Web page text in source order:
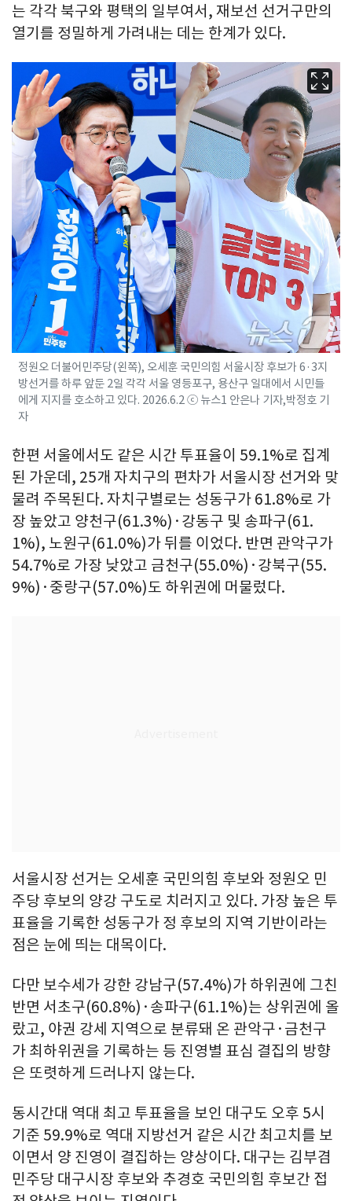
는 각각 북구와 평택의 일부여서, 재보선 선거구만의
열기를 정밀하게 가려내는 데는 한계가 있다.
정원오 더불어민주당(왼쪽), 오세훈 국민의힘 서울시장 후보가 6·3지
방선거를 하루 앞둔 2일 각각 서울 영등포구, 용산구 일대에서 시민들
에게 지지를 호소하고 있다. 2026.6.2 ⓒ 뉴스1 안은나 기자,박정호 기
자
한편 서울에서도 같은 시간 투표율이 59.1%로 집계
된 가운데, 25개 자치구의 편차가 서울시장 선거와 맞
물려 주목된다. 자치구별로는 성동구가 61.8%로 가
장 높았고 양천구(61.3%)·강동구 및 송파구(61.
1%), 노원구(61.0%)가 뒤를 이었다. 반면 관악구가
54.7%로 가장 낮았고 금천구(55.0%)·강북구(55.
9%)·중랑구(57.0%)도 하위권에 머물렀다.
서울시장 선거는 오세훈 국민의힘 후보와 정원오 민
주당 후보의 양강 구도로 치러지고 있다. 가장 높은 투
표율을 기록한 성동구가 정 후보의 지역 기반이라는
점은 눈에 띄는 대목이다.
다만 보수세가 강한 강남구(57.4%)가 하위권에 그친
반면 서초구(60.8%)·송파구(61.1%)는 상위권에 올
랐고, 야권 강세 지역으로 분류돼 온 관악구·금천구
가 최하위권을 기록하는 등 진영별 표심 결집의 방향
은 또렷하게 드러나지 않는다.
동시간대 역대 최고 투표율을 보인 대구도 오후 5시
기준 59.9%로 역대 지방선거 같은 시간 최고치를 보
이면서 양 진영이 결집하는 양상이다. 대구는 김부겸
민주당 대구시장 후보와 추경호 국민의힘 후보간 접